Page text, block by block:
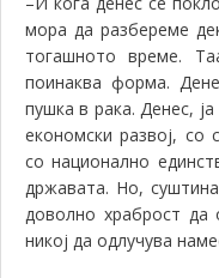
мора да разбереме
тогашното време.
поинаква форма.
пушка в рака. Денес,
економски развој, со
со национално
државата. Но,
доволно храброст да
никој да одлучува